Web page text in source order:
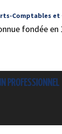
Comptables
fondée en
PROFESSIONNEL